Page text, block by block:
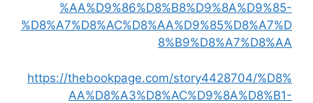
%AA%D9%86%D8%B8%D9%8A%D9%85-
%D8%A7%D8%AC%D8%AA%D9%85%D8%A7%D
8%B9%D8%A7%D8%AA
https://thebookpage.com/story4428704/%D8%
AA%D8%A3%D8%AC%D9%8A%D8%B1-